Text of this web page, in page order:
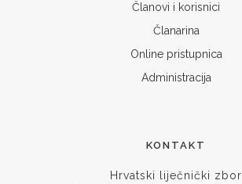
Članovi i korisnici
Članarina
Online pristupnica
Administracija
KONTAKT
Hrvatski liječnički zbor